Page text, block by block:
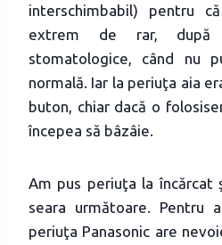
interschimbabil) pentru
extrem de rar, după
stomatologice, când nu
normală. Iar la periuţa aia
buton, chiar dacă o
începea să bâzâie.
Am pus periuţa la încărcat
seara următoare. Pentru
periuţa Panasonic are